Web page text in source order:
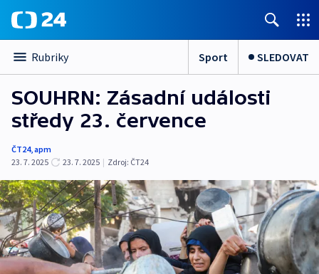
Rubriky Sport SLEDOVAT
SOUHRN: Zásadní události
středy 23. července
ČT24,apm
23. 7. 2025
23. 7. 2025 | Zdroj: ČT24